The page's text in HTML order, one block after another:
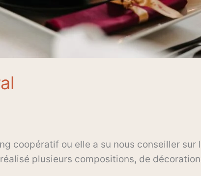
coopératif ou elle a su nous conseiller
plusieurs compositions, de